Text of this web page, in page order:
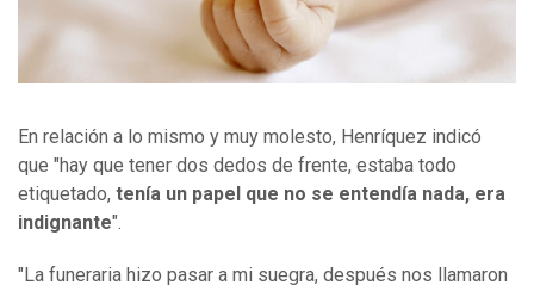
En relación a lo mismo y muy molesto, Henríquez indicó
que "hay que tener dos dedos de frente, estaba todo
etiquetado, tenía un papel que no se entendía nada, era
indignante".
"La funeraria hizo pasar a mi suegra, después nos llamaron